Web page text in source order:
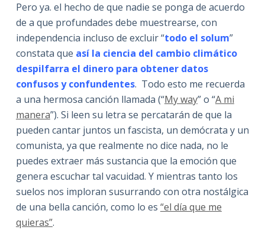
Pero ya. el hecho de que nadie se ponga de acuerdo
de a que profundades debe muestrearse, con
independencia incluso de excluir “todo el solum”
constata que así la ciencia del cambio climático
despilfarra el dinero para obtener datos
confusos y confundentes. Todo esto me recuerda
a una hermosa canción llamada (“My way” o “A mi
manera”). Si leen su letra se percatarán de que la
pueden cantar juntos un fascista, un demócrata y un
comunista, ya que realmente no dice nada, no le
puedes extraer más sustancia que la emoción que
genera escuchar tal vacuidad. Y mientras tanto los
suelos nos imploran susurrando con otra nostálgica
de una bella canción, como lo es “el día que me
quieras”.